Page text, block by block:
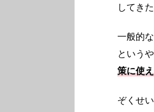
してき
一般的
という
策に使
ぞくせ